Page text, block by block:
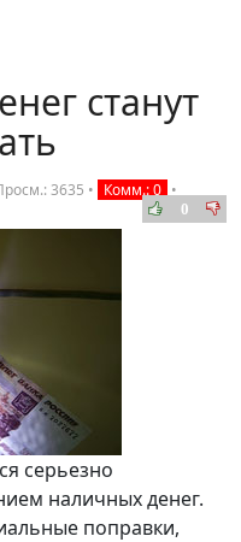
станут
3635 • Комм.: 0 •
0
серьезно
наличных денег.
поправки,